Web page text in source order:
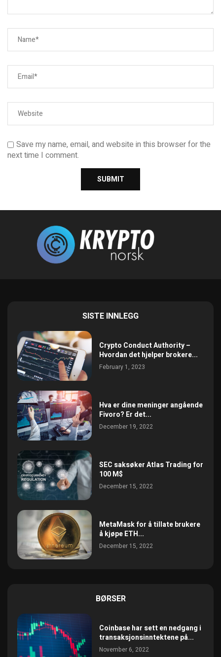
Save my name, email, and website in this browser for the
next time I comment.
SISTE INNLEGG
Crypto Conduct Authority –
Hvordan det hjelper brokere...
February 1, 2023
Hva er dine meninger angående
Fivoro? Er det...
December 19, 2022
SEC saksøker Atlas Trading for
100 M$
December 15, 2022
MetaMask for å tillate brukere
å kjøpe ETH...
December 15, 2022
BØRSER
Coinbase har sett en nedgang i
transaksjonsinntektene på...
November 6, 2022